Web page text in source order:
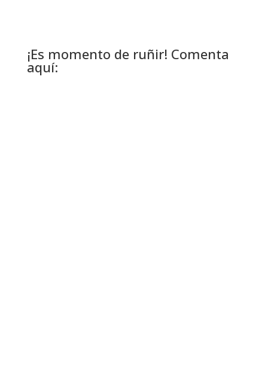
¡Es momento de ruñir! Comenta
aquí: